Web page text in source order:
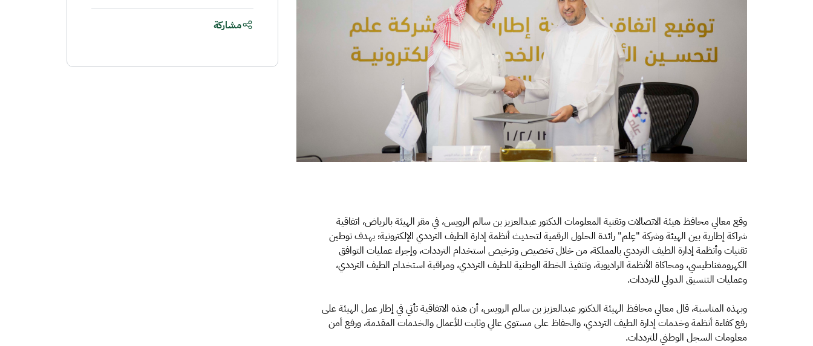
وقع معالي محافظ هيئة الاتصالات وتقنية المعلومات الدكتور عبدالعزيز بن سالم الرويس، في مقر الهيئة بالرياض، اتفاقية
شراكة إطارية بين الهيئة وشركة "عِلم" رائدة الحلول الرقمية لتحديث أنظمة إدارة الطيف الترددي الإلكترونية؛ بهدف توطين
تقنيات وأنظمة إدارة الطيف الترددي بالمملكة، من خلال تخصيص وترخيص استخدام الترددات، وإجراء عمليات التوافق
الكهرومغناطيسي، ومحاكاة الأنظمة الراديوية، وتنفيذ الخطة الوطنية للطيف الترددي، ومراقبة استخدام الطيف الترددي،
وعمليات التنسيق الدولي للترددات.
وبهذه المناسبة، قال معالي محافظ الهيئة الدكتور عبدالعزيز بن سالم الرويس، أن هذه الاتفاقية تأتي في إطار عمل الهيئة على
رفع كفاءة أنظمة وخدمات إدارة الطيف الترددي، والحفاظ على مستوى عالي وثابت للأعمال والخدمات المقدمة، ورفع أمن
معلومات السجل الوطني للترددات.
مشاركة